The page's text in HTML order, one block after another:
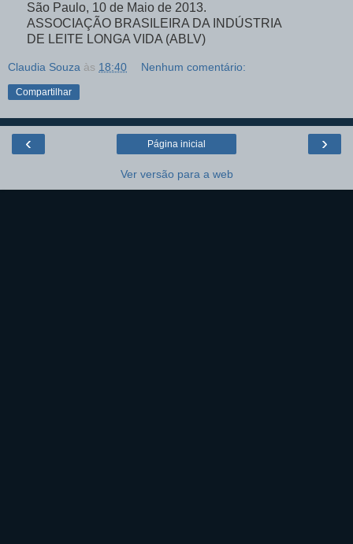
São Paulo, 10 de Maio de 2013.
ASSOCIAÇÃO BRASILEIRA DA INDÚSTRIA
DE LEITE LONGA VIDA (ABLV)
Claudia Souza às 18:40 Nenhum comentário:
Compartilhar
‹ ›
Página inicial
Ver versão para a web